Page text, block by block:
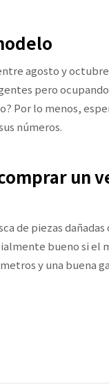
agosto y
pero
Por lo menos,
números.
un
de piezas
bueno si el
y una buena